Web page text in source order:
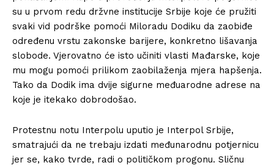
su u prvom redu držvne institucije Srbije koje će pružiti
svaki vid podrške pomoći Miloradu Dodiku da zaobiđe
određenu vrstu zakonske barijere, konkretno lišavanja
slobode. Vjerovatno će isto učiniti vlasti Mađarske, koje
mu mogu pomoći prilikom zaobilaženja mjera hapšenja.
Tako da Dodik ima dvije sigurne međuarodne adrese na
koje je itekako dobrodošao.
Protestnu notu Interpolu uputio je Interpol Srbije,
smatrajući da ne trebaju izdati međunarodnu potjernicu
jer se, kako tvrde, radi o političkom progonu. Sličnu